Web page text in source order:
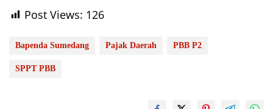
Post Views: 126
Bapenda Sumedang Pajak Daerah PBB P2
SPPT PBB